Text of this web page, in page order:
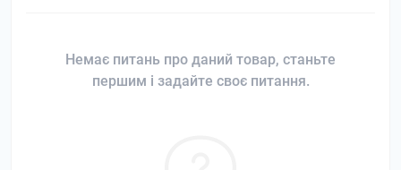
Немає питань про даний товар, станьте
першим і задайте своє питання.